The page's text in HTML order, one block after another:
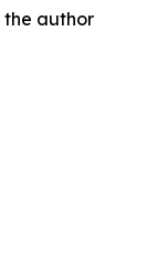
author